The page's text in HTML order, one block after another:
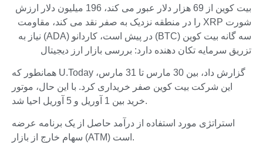
بیت کوین از 69 هزار دلار عبور می کند، 196 میلیون دلار ارزش
شورت XRP را در منطقه نزدیک به صفر نقد می کند، مقاومت
سه گانه بیت کوین (BTC) در پیش است، کاردانو (ADA) نیاز به
تزریق سرمایه تکان دهنده دارد: بررسی بازار ارز دیجیتال
همانطور که U.Today گزارش داد، بین 30 مارس تا 31 مارس،
این شرکت بیت کوین صفر خریداری کرد. با این حال، موتور
خرید بین 1 آوریل و 5 آوریل احیا شد.
استراتژی مورد استفاده از درآمد حاصل از یک برنامه عرضه
سهام خارج از بازار (ATM) است.